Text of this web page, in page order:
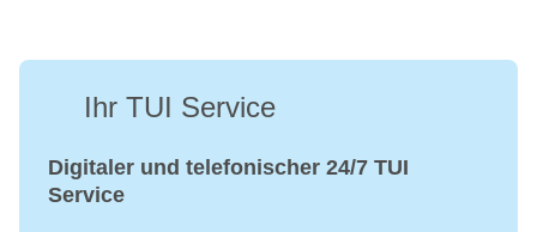
Ihr TUI Service
Digitaler und telefonischer 24/7 TUI
Service